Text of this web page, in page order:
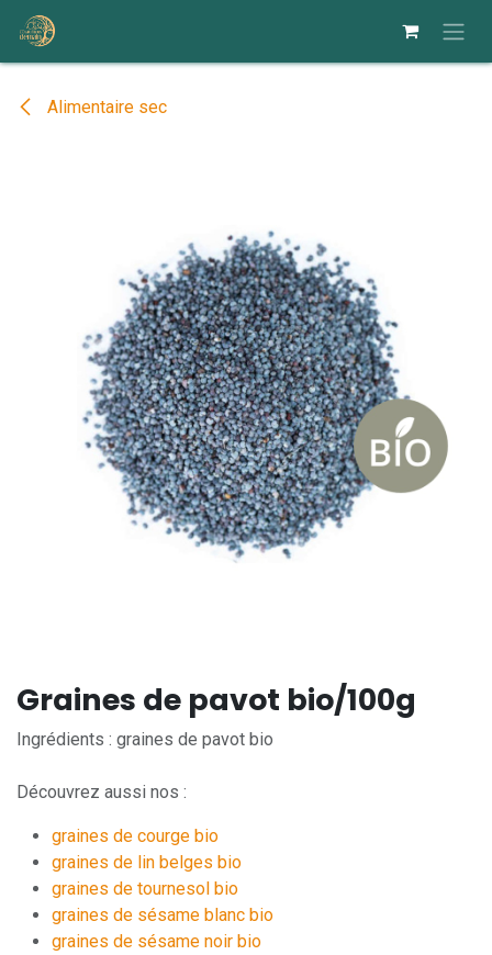
Se rendre au contenu
Alimentaire sec
Graines de pavot bio/100g
Ingrédients : graines de pavot bio
Découvrez aussi nos :
graines de courge bio
graines de lin belges bio
graines de tournesol bio
graines de sésame blanc bio
graines de sésame noir bio